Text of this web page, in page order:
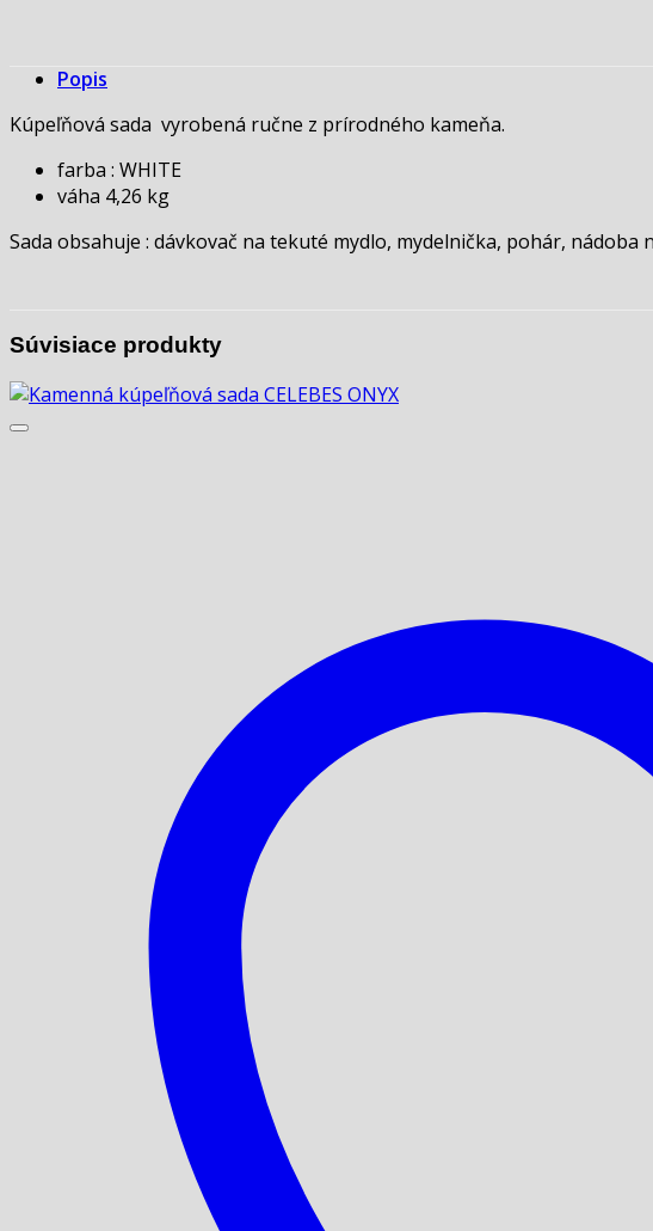
Popis
Kúpeľňová sada vyrobená ručne z prírodného kameňa.
farba : WHITE
váha 4,26 kg
Sada obsahuje : dávkovač na tekuté mydlo, mydelnička, pohár, nádoba
Súvisiace produkty